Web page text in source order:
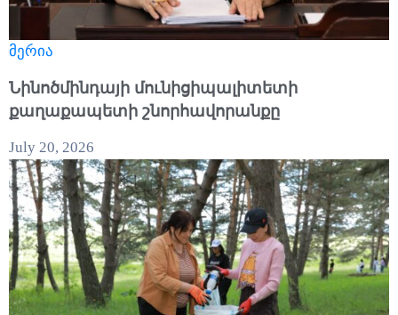
მერია
Նինոծմինդայի մունիցիպալիտետի
քաղաքապետի շնորհավորանքը
July 20, 2026